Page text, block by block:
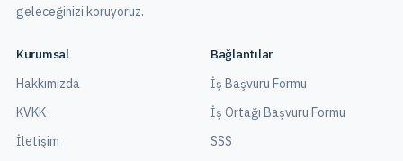
geleceğinizi koruyoruz.
Kurumsal
Hakkımızda
KVKK
İletişim
Bağlantılar
İş Başvuru Formu
İş Ortağı Başvuru Formu
SSS